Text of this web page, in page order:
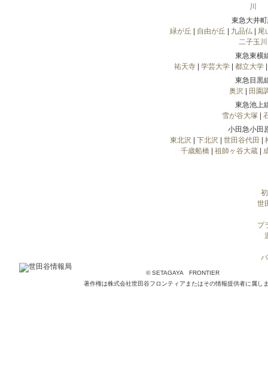
川
東急大井
緑が丘
自由が丘 九品仏|
尾
二子玉川
東急東横
祐天寺
学芸大学 都立大学
東急目黒
奥沢
田園
東急池上
雪が谷大塚|
小田急小田
東北沢
下北沢 世田谷代田
千歳船橋| 祖師ヶ谷大蔵|
世
プ
© SETAGAYA FRONTIER
著作権は株式会社世田谷フロンティアまたはその情報提供者に属し